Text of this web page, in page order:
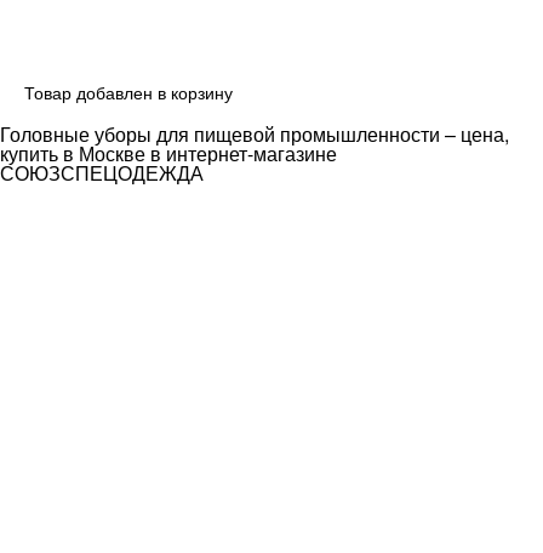
Товар добавлен в корзину
Головные уборы для пищевой промышленности – цена,
купить в Москве в интернет-магазине
СОЮЗСПЕЦОДЕЖДА